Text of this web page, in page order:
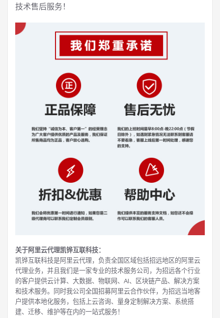
技术售后服务！
关于阿里云代理凯铧互联科技：
凯铧互联科技是阿里云代理，负责全国区域包括招远地区的阿里云
代理业务，并且我们是一家专业的技术服务公司，为招远各个行业
的客户提供云计算、大数据、物联网、AI、区块链产品、解决方案
和技术服务。同时我公司全国招募阿里云合作伙伴，为招远当地客
户提供本地化服务，包括上云咨询、量身定制解决方案、系统搭
建、迁移、维护等在内的一站式服务！